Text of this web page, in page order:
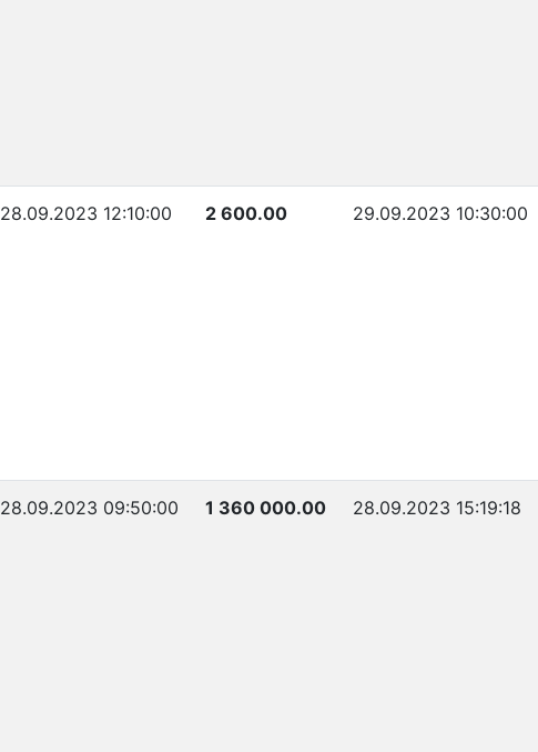
28.09.2023 12:10:00 2 600.00 29.09.2023 10:30:00
28.09.2023 09:50:00 1 360 000.00 28.09.2023 15:19:18